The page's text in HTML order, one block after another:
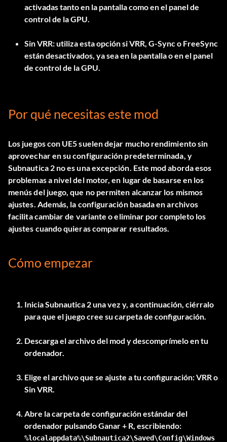
activadas tanto en la pantalla como en el panel de
control de la GPU.
Sin VRR: utiliza esta opción si VRR, G-Sync o FreeSync
están desactivados, ya sea en la pantalla o en el panel
de control de la GPU.
Por qué necesitas este mod
Los juegos con UE5 suelen dejar mucho rendimiento sin
aprovechar en su configuración predeterminada, y
Subnautica 2 no es una excepción. Este mod aborda esos
problemas a nivel del motor, en lugar de basarse en los
menús del juego, que no permiten alcanzar los mismos
ajustes. Además, la configuración basada en archivos
facilita cambiar de variante o eliminar por completo los
ajustes cuando quieras comparar resultados.
Cómo empezar
Inicia Subnautica 2 una vez y, a continuación, ciérralo
para que el juego cree su carpeta de configuración.
Descarga el archivo del mod y descomprímelo en tu
ordenador.
Elige el archivo que se ajuste a tu configuración:VRRo
Sin VRR.
Abre la carpeta de configuración estándar del
ordenador pulsandoGanar + R
%localappdata%\Subnautica2\Saved\Config\Windows